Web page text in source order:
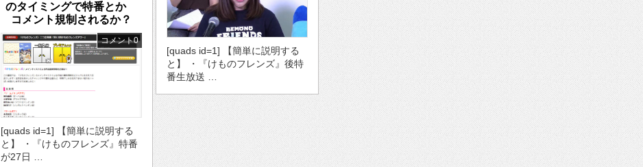
[quads id=1] 【簡単に説明する
と】 ・『けものフレンズ』後特
番生放送 …
のタイミングで特番とか
コメント規制されるか？
コメント0
[quads id=1] 【簡単に説明する
と】 ・『けものフレンズ』特番
が27日 …